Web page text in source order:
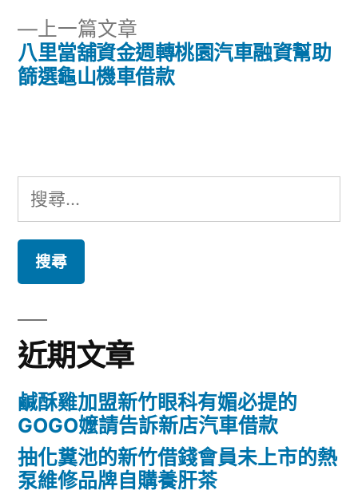
導
覽
上一篇文章
一
篇
八里當舖資金週轉桃園汽車融資幫助
篩選龜山機車借款
搜
尋
鍵
字:
近期文章
鹹酥雞加盟新竹眼科有媚必提的
GOGO嬤請告訴新店汽車借款
抽化糞池的新竹借錢會員未上市的熱
泵維修品牌自購養肝茶